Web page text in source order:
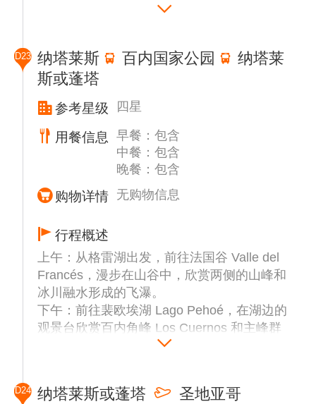
意，因其整个国家公园被湛蓝的冰河峡湾和湖
温馨提示：当天的游览项目为旅行社为您免费
安排。若因乔治王岛返回蓬塔阿雷纳斯的航班
延误而被迫取消此项目，将无法安排退款，敬
请理解。
D23 纳塔莱斯 百内国家公园
纳塔莱
斯或蓬塔
参考星级 四星
用餐信息
早餐：包含
中餐：包含
晚餐：包含
购物详情 无购物信息
行程概述
上午：从格雷湖出发，前往法国谷 Valle del
Francés，漫步在山谷中，欣赏两侧的山峰和
冰川融水形成的飞瀑。
下午：前往裴欧埃湖 Lago Pehoé，在湖边的
观景台欣赏百内角峰 Los Cuernos 和主峰群
的全貌，感受湖水在不同光线下呈现出的蓝宝
温馨提示：当天的游览项目为旅行社为您免费
D24 纳塔莱斯或蓬塔 圣地亚哥